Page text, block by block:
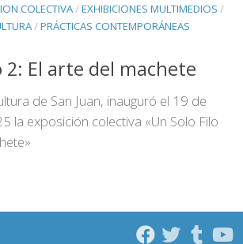
COLECTIVA/EXHIBICIONES MULTIMEDIOS /
/PRÁCTICAS CONTEMPORÁNEAS
2: El arte del machete
de San Juan, inauguró el 19 de
la exposición colectiva «Un Solo Filo